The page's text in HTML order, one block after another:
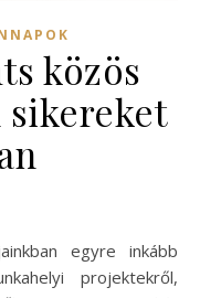
közös
sikereket
projektekről,